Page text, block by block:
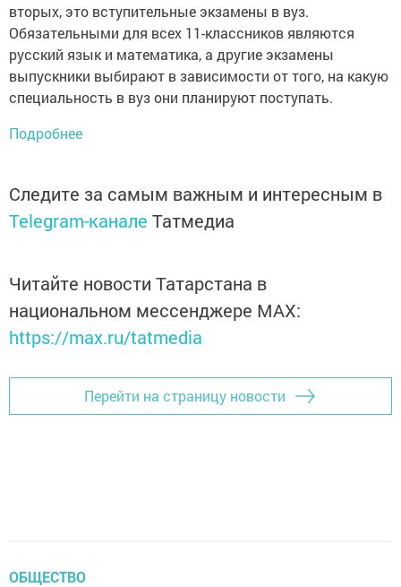
вторых, это вступительные экзамены в вуз.
Обязательными для всех 11-классников являются
русский язык и математика, а другие экзамены
выпускники выбирают в зависимости от того, на какую
специальность в вуз они планируют поступать.
Подробнее
Следите за самым важным и интересным в
Telegram-канале Татмедиа
Читайте новости Татарстана в
национальном мессенджере MАХ:
https://max.ru/tatmedia
Перейти на страницу новости
ОБЩЕСТВО